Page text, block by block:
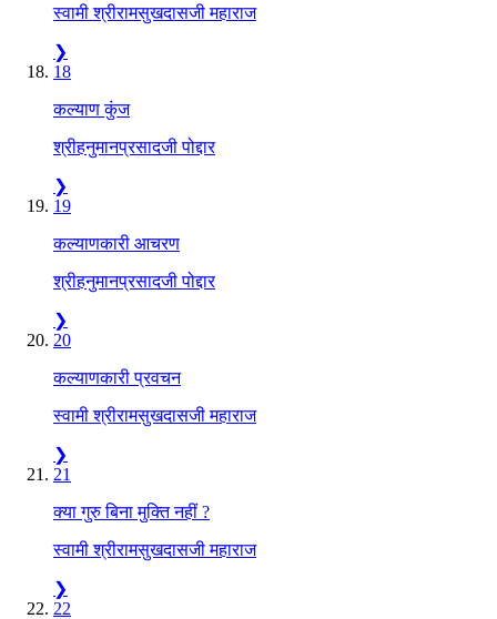
स्वामी श्रीरामसुखदासजी महाराज
❯
18
कल्याण कुंज
श्रीहनुमानप्रसादजी पोद्दार
❯
19
कल्याणकारी आचरण
श्रीहनुमानप्रसादजी पोद्दार
❯
20
कल्याणकारी प्रवचन
स्वामी श्रीरामसुखदासजी महाराज
❯
21
क्या गुरु बिना मुक्ति नहीं ?
स्वामी श्रीरामसुखदासजी महाराज
❯
22